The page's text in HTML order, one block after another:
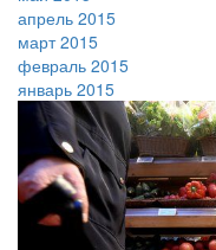
апрель 2015
март 2015
февраль 2015
январь 2015